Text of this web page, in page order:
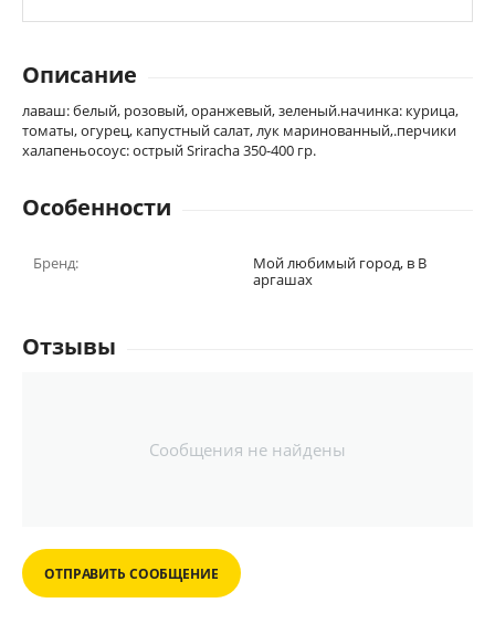
Описание
лаваш: белый, розовый, оранжевый, зеленый.начинка: курица,
томаты, огурец, капустный салат, лук маринованный,.перчики
халапеньосоус: острый Sriracha 350-400 гр.
Особенности
Бренд:
Мой любимый город, в В
аргашах
Отзывы
Сообщения не найдены
ОТПРАВИТЬ СООБЩЕНИЕ